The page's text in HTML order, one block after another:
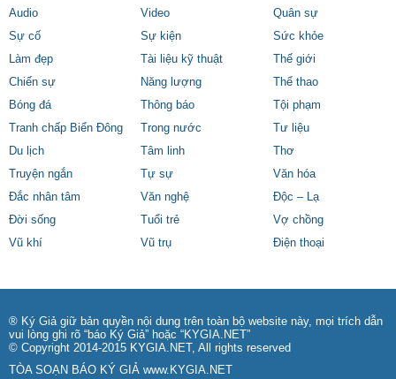
Audio
Video
Quân sự
Sự cố
Sự kiện
Sức khỏe
Làm đẹp
Tài liệu kỹ thuật
Thế giới
Chiến sự
Năng lượng
Thể thao
Bóng đá
Thông báo
Tội phạm
Tranh chấp Biển Đông
Trong nước
Tư liệu
Du lịch
Tâm linh
Thơ
Truyện ngắn
Tự sự
Văn hóa
Đắc nhân tâm
Văn nghệ
Độc – Lạ
Đời sống
Tuổi trẻ
Vợ chồng
Vũ khí
Vũ trụ Điện thoại
® Ký Giả giữ bản quyền nội dung trên toàn bộ website này, mọi trích dẫn
vui lòng ghi rõ “báo Ký Giả” hoặc “KYGIA.NET”
© Copyright 2014-2015 KYGIA.NET, All rights reserved
TÒA SOẠN BÁO KÝ GIẢ www.KYGIA.NET